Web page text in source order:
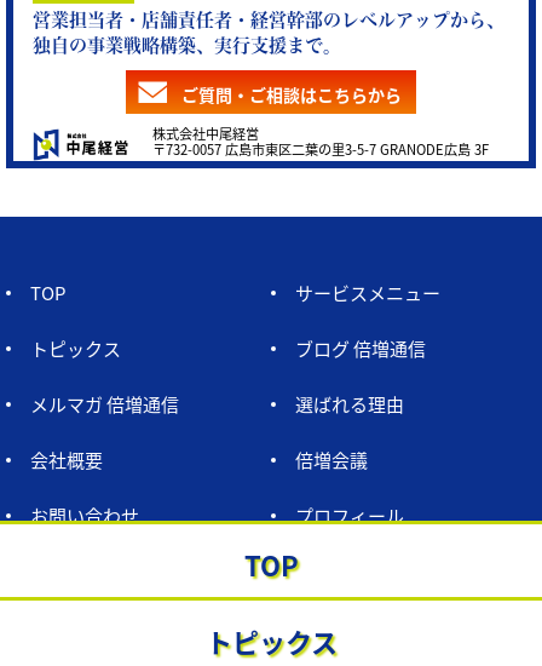
営業担当者・店舗責任者・経営幹部のレベルアップから、
独自の事業戦略構築、実行支援まで。
ご質問・ご相談はこちらから
株式会社中尾経営
〒732-0057 広島市東区二葉の里3-5-7 GRANODE広島 3F
TOP サービスメニュー
トピックス ブログ 倍増通信
メルマガ 倍増通信 選ばれる理由
会社概要 倍増会議
お問い合わせ プロフィール
TOP
トピックス